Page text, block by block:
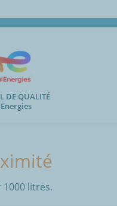
DE QUALITÉ
litres.